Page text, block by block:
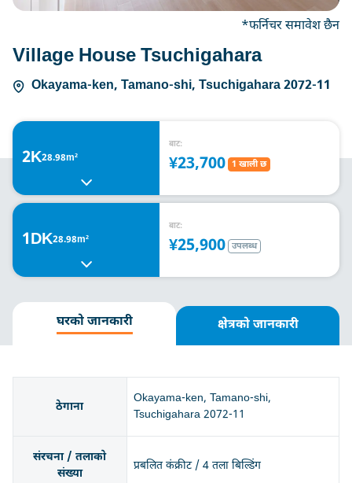
Village House Tsuchigahara
Okayama-ken, Tamano-shi, Tsuchigahara 2072-11
*फर्निचर समावेश छैन
2K28.98m²
बाट:
¥23,700 1 खाली छ
1DK28.98m²
बाट:
¥25,900 उपलब्ध
घरको जानकारी क्षेत्रको जानकारी
ठेगाना
Okayama-ken, Tamano-shi,
Tsuchigahara 2072-11
संरचना / तलाको
संख्या
प्रबलित कंक्रीट / 4 तला बिल्डिंग